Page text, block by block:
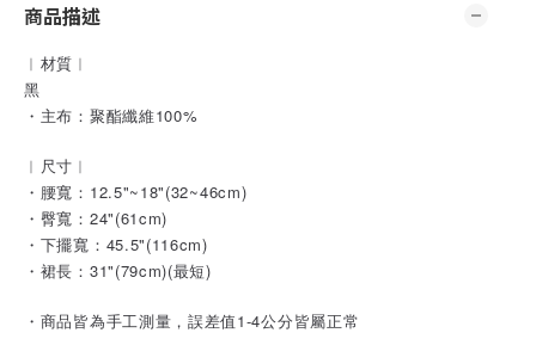
商品描述
︱材質︱
黑
・主布：聚酯纖維100%
︱尺寸︱
・腰寬：12.5"~18"(32~46cm)
・臀寬：24"(61cm)
・下擺寬：45.5"(116cm)
・裙長：31"(79cm)(最短)
・商品皆為手工測量，誤差值1-4公分皆屬正常